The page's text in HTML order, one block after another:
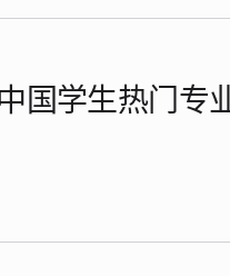
国学生热门专